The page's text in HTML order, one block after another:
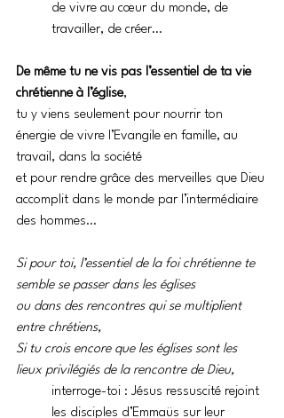
de vivre au cœur du monde, de
travailler, de créer…
De même tu ne vis pas l’essentiel de ta vie
chrétienne à l’église,
tu y viens seulement pour nourrir ton
énergie de vivre l’Evangile en famille, au
travail, dans la société
et pour rendre grâce des merveilles que Dieu
accomplit dans le monde par l’intermédiaire
des hommes…
Si pour toi, l’essentiel de la foi chrétienne te
semble se passer dans les églises
ou dans des rencontres qui se multiplient
entre chrétiens,
Si tu crois encore que les églises sont les
lieux privilégiés de la rencontre de Dieu,
interroge-toi : Jésus ressuscité rejoint
les disciples d’Emmaüs sur leur